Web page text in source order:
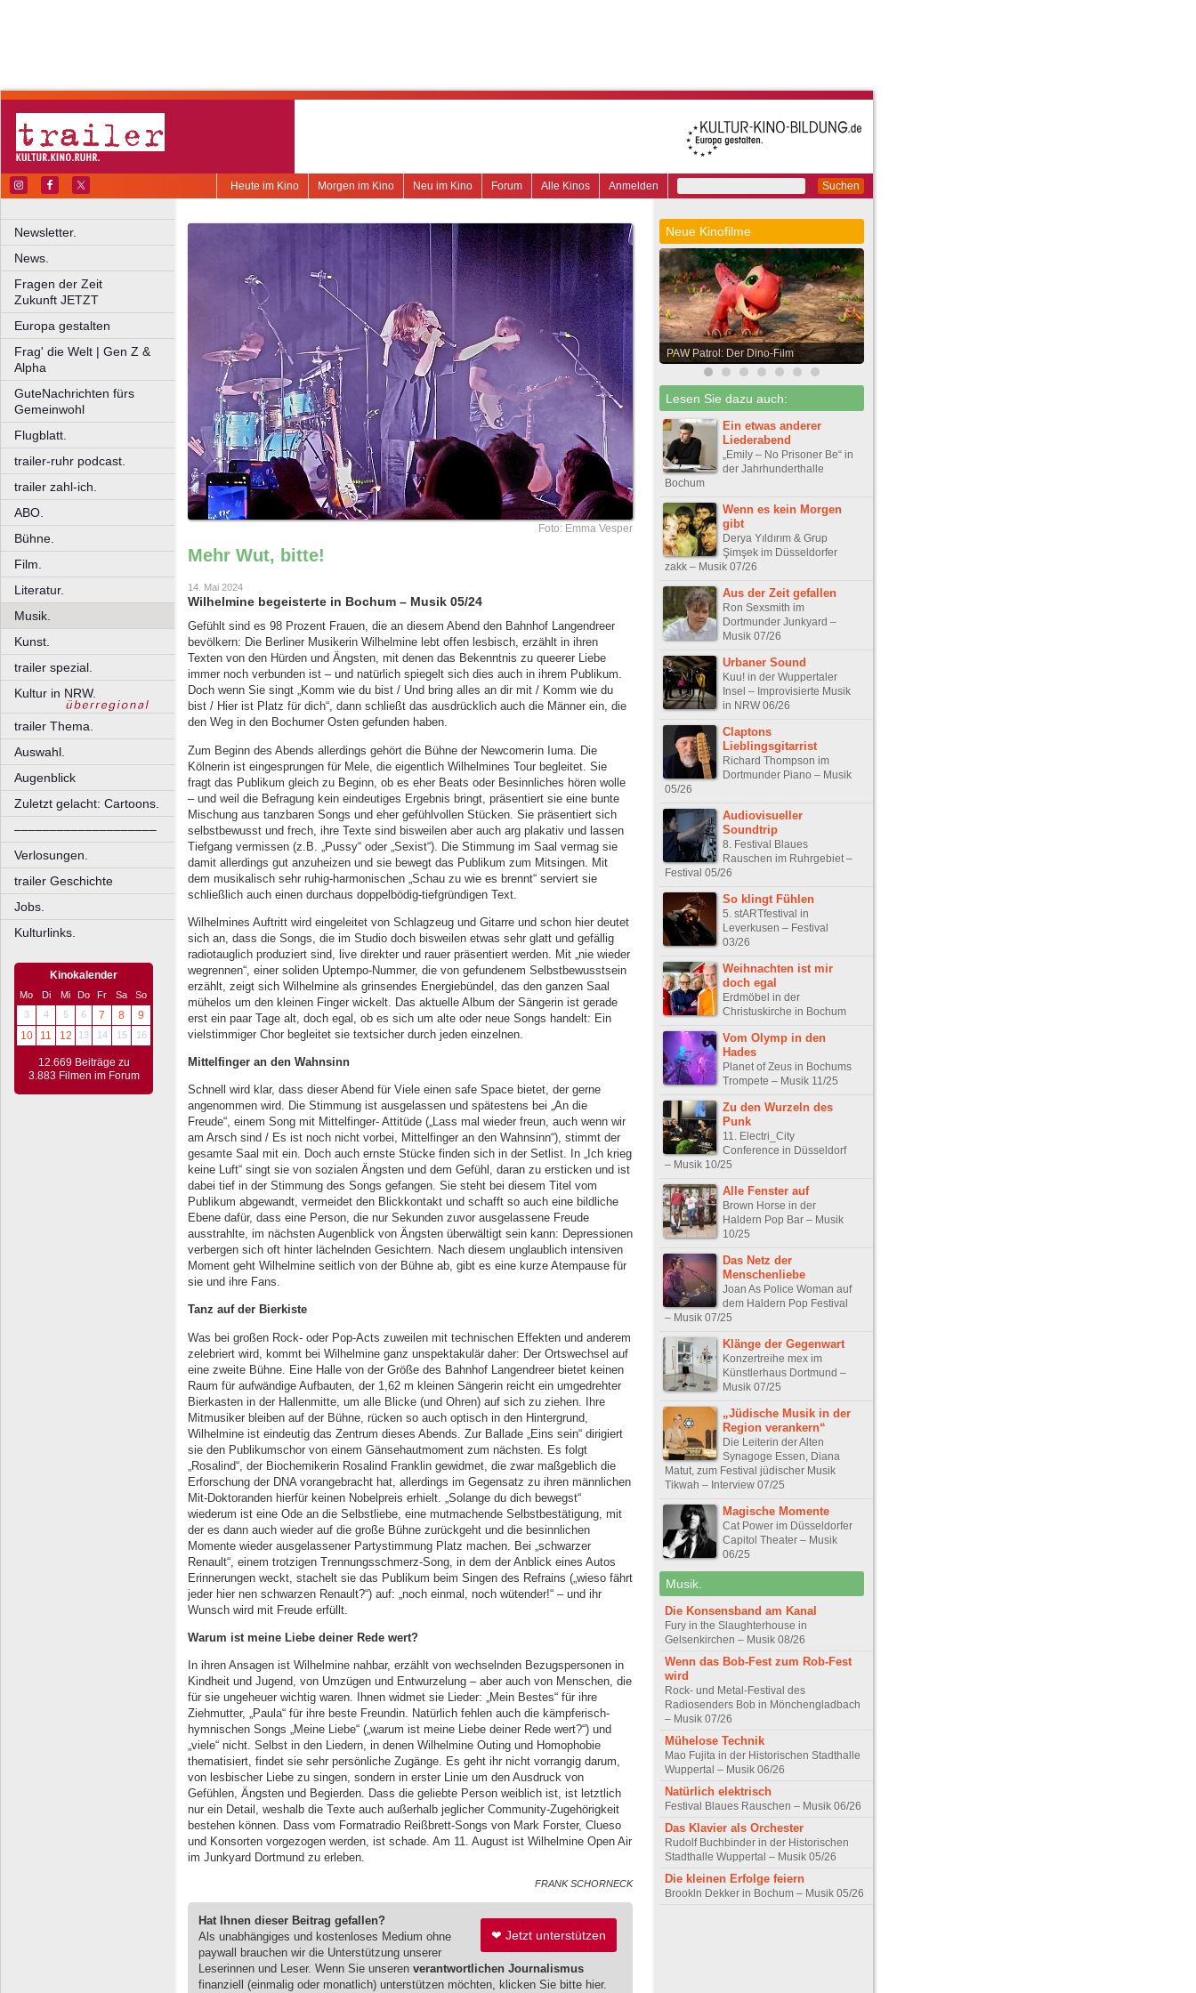
Suchen
Anmelden
Alle Kinos
Forum
Neu im Kino
Morgen im Kino
Heute im Kino
Newsletter.
News.
Fragen der Zeit
Zukunft JETZT
Europa gestalten
Frag' die Welt | Gen Z &
Alpha
GuteNachrichten fürs
Gemeinwohl
Flugblatt.
trailer-ruhr podcast.
trailer zahl-ich.
ABO.
Bühne.
Film.
Literatur.
Musik.
Kunst.
trailer spezial.
Kultur in NRW.
trailer Thema.
Auswahl.
Augenblick
Zuletzt gelacht: Cartoons.
––––––––––––––––––––
Verlosungen.
trailer Geschichte
Jobs.
Kulturlinks.
Kinokalender
Mo Di Mi Do Fr Sa
So
3
4 5 6 7 8
9
10
11 12 13 14 15 16
12.669 Beiträge zu
3.883 Filmen im Forum
Foto: Emma Vesper
Mehr Wut, bitte!
14. Mai 2024
Wilhelmine begeisterte in Bochum – Musik 05/24
Gefühlt sind es 98 Prozent Frauen, die an diesem Abend den Bahnhof Langendreer
bevölkern: Die Berliner Musikerin Wilhelmine lebt offen lesbisch, erzählt in ihren
Texten von den Hürden und Ängsten, mit denen das Bekenntnis zu queerer Liebe
immer noch verbunden ist – und natürlich spiegelt sich dies auch in ihrem Publikum.
Doch wenn Sie singt „Komm wie du bist / Und bring alles an dir mit / Komm wie du
bist / Hier ist Platz für dich“, dann schließt das ausdrücklich auch die Männer ein, die
den Weg in den Bochumer Osten gefunden haben.
Zum Beginn des Abends allerdings gehört die Bühne der Newcomerin Iuma. Die
Kölnerin ist eingesprungen für Mele, die eigentlich Wilhelmines Tour begleitet. Sie
fragt das Publikum gleich zu Beginn, ob es eher Beats oder Besinnliches hören wolle
– und weil die Befragung kein eindeutiges Ergebnis bringt, präsentiert sie eine bunte
Mischung aus tanzbaren Songs und eher gefühlvollen Stücken. Sie präsentiert sich
selbstbewusst und frech, ihre Texte sind bisweilen aber auch arg plakativ und lassen
Tiefgang vermissen (z.B. „Pussy“ oder „Sexist“). Die Stimmung im Saal vermag sie
damit allerdings gut anzuheizen und sie bewegt das Publikum zum Mitsingen. Mit
dem musikalisch sehr ruhig-harmonischen „Schau zu wie es brennt“ serviert sie
schließlich auch einen durchaus doppelbödig-tiefgründigen Text.
Wilhelmines Auftritt wird eingeleitet von Schlagzeug und Gitarre und schon hier deutet
sich an, dass die Songs, die im Studio doch bisweilen etwas sehr glatt und gefällig
radiotauglich produziert sind, live direkter und rauer präsentiert werden. Mit „nie wieder
wegrennen“, einer soliden Uptempo-Nummer, die von gefundenem Selbstbewusstsein
erzählt, zeigt sich Wilhelmine als grinsendes Energiebündel, das den ganzen Saal
mühelos um den kleinen Finger wickelt. Das aktuelle Album der Sängerin ist gerade
erst ein paar Tage alt, doch egal, ob es sich um alte oder neue Songs handelt: Ein
vielstimmiger Chor begleitet sie textsicher durch jeden einzelnen.
Mittelfinger an den Wahnsinn
Schnell wird klar, dass dieser Abend für Viele einen safe Space bietet, der gerne
angenommen wird. Die Stimmung ist ausgelassen und spätestens bei „An die
Freude“, einem Song mit Mittelfinger- Attitüde („Lass mal wieder freun, auch wenn wir
am Arsch sind / Es ist noch nicht vorbei, Mittelfinger an den Wahnsinn“), stimmt der
gesamte Saal mit ein. Doch auch ernste Stücke finden sich in der Setlist. In „Ich krieg
keine Luft“ singt sie von sozialen Ängsten und dem Gefühl, daran zu ersticken und ist
dabei tief in der Stimmung des Songs gefangen. Sie steht bei diesem Titel vom
Publikum abgewandt, vermeidet den Blickkontakt und schafft so auch eine bildliche
Ebene dafür, dass eine Person, die nur Sekunden zuvor ausgelassene Freude
ausstrahlte, im nächsten Augenblick von Ängsten überwältigt sein kann: Depressionen
verbergen sich oft hinter lächelnden Gesichtern. Nach diesem unglaublich intensiven
Moment geht Wilhelmine seitlich von der Bühne ab, gibt es eine kurze Atempause für
sie und ihre Fans.
Tanz auf der Bierkiste
Was bei großen Rock- oder Pop-Acts zuweilen mit technischen Effekten und anderem
zelebriert wird, kommt bei Wilhelmine ganz unspektakulär daher: Der Ortswechsel auf
eine zweite Bühne. Eine Halle von der Größe des Bahnhof Langendreer bietet keinen
Raum für aufwändige Aufbauten, der 1,62 m kleinen Sängerin reicht ein umgedrehter
Bierkasten in der Hallenmitte, um alle Blicke (und Ohren) auf sich zu ziehen. Ihre
Mitmusiker bleiben auf der Bühne, rücken so auch optisch in den Hintergrund,
Wilhelmine ist eindeutig das Zentrum dieses Abends. Zur Ballade „Eins sein“ dirigiert
sie den Publikumschor von einem Gänsehautmoment zum nächsten. Es folgt
„Rosalind“, der Biochemikerin Rosalind Franklin gewidmet, die zwar maßgeblich die
Erforschung der DNA vorangebracht hat, allerdings im Gegensatz zu ihren männlichen
Mit-Doktoranden hierfür keinen Nobelpreis erhielt. „Solange du dich bewegst“
wiederum ist eine Ode an die Selbstliebe, eine mutmachende Selbstbestätigung, mit
der es dann auch wieder auf die große Bühne zurückgeht und die besinnlichen
Momente wieder ausgelassener Partystimmung Platz machen. Bei „schwarzer
Renault“, einem trotzigen Trennungsschmerz-Song, in dem der Anblick eines Autos
Erinnerungen weckt, stachelt sie das Publikum beim Singen des Refrains („wieso fährt
jeder hier nen schwarzen Renault?“) auf: „noch einmal, noch wütender!“ – und ihr
Wunsch wird mit Freude erfüllt.
Warum ist meine Liebe deiner Rede wert?
In ihren Ansagen ist Wilhelmine nahbar, erzählt von wechselnden Bezugspersonen in
Kindheit und Jugend, von Umzügen und Entwurzelung – aber auch von Menschen, die
für sie ungeheuer wichtig waren. Ihnen widmet sie Lieder: „Mein Bestes“ für ihre
Ziehmutter, „Paula“ für ihre beste Freundin. Natürlich fehlen auch die kämpferisch-
hymnischen Songs „Meine Liebe“ („warum ist meine Liebe deiner Rede wert?“) und
„viele“ nicht. Selbst in den Liedern, in denen Wilhelmine Outing und Homophobie
thematisiert, findet sie sehr persönliche Zugänge. Es geht ihr nicht vorrangig darum,
von lesbischer Liebe zu singen, sondern in erster Linie um den Ausdruck von
Gefühlen, Ängsten und Begierden. Dass die geliebte Person weiblich ist, ist letztlich
nur ein Detail, weshalb die Texte auch außerhalb jeglicher Community-Zugehörigkeit
bestehen können. Dass vom Formatradio Reißbrett-Songs von Mark Forster, Clueso
und Konsorten vorgezogen werden, ist schade. Am 11. August ist Wilhelmine Open Air
im Junkyard Dortmund zu erleben.
FRANK SCHORNECK
❤ Jetzt unterstützen
Hat Ihnen dieser Beitrag gefallen?
Als unabhängiges und kostenloses Medium ohne
paywall brauchen wir die Unterstützung unserer
Leserinnen und Leser. Wenn Sie unseren verantwortlichen Journalismus
finanziell (einmalig oder monatlich) unterstützen möchten, klicken Sie bitte hier.
Neue Kinofilme
PAW Patrol: Der Dino-Film
Lesen Sie dazu auch:
Ein etwas anderer
Liederabend
„Emily – No Prisoner Be“ in
der Jahrhunderthalle
Bochum
Wenn es kein Morgen
gibt
Derya Yıldırım & Grup
Şimşek im Düsseldorfer
zakk – Musik 07/26
Aus der Zeit gefallen
Ron Sexsmith im
Dortmunder Junkyard –
Musik 07/26
Urbaner Sound
Kuu! in der Wuppertaler
Insel – Improvisierte Musik
in NRW 06/26
Claptons
Lieblingsgitarrist
Richard Thompson im
Dortmunder Piano – Musik
05/26
Audiovisueller
Soundtrip
8. Festival Blaues
Rauschen im Ruhrgebiet –
Festival 05/26
So klingt Fühlen
5. stARTfestival in
Leverkusen – Festival
03/26
Weihnachten ist mir
doch egal
Erdmöbel in der
Christuskirche in Bochum
Vom Olymp in den
Hades
Planet of Zeus in Bochums
Trompete – Musik 11/25
Zu den Wurzeln des
Punk
11. Electri_City
Conference in Düsseldorf
– Musik 10/25
Alle Fenster auf
Brown Horse in der
Haldern Pop Bar – Musik
10/25
Das Netz der
Menschenliebe
Joan As Police Woman auf
dem Haldern Pop Festival
– Musik 07/25
Klänge der Gegenwart
Konzertreihe mex im
Künstlerhaus Dortmund –
Musik 07/25
„Jüdische Musik in der
Region verankern“
Die Leiterin der Alten
Synagoge Essen, Diana
Matut, zum Festival jüdischer Musik
Tikwah – Interview 07/25
Magische Momente
Cat Power im Düsseldorfer
Capitol Theater – Musik
06/25
Musik.
Die Konsensband am Kanal
Fury in the Slaughterhouse in
Gelsenkirchen – Musik 08/26
Wenn das Bob-Fest zum Rob-Fest
wird
Rock- und Metal-Festival des
Radiosenders Bob in Mönchengladbach
– Musik 07/26
Mühelose Technik
Mao Fujita in der Historischen Stadthalle
Wuppertal – Musik 06/26
Natürlich elektrisch
Festival Blaues Rauschen – Musik 06/26
Das Klavier als Orchester
Rudolf Buchbinder in der Historischen
Stadthalle Wuppertal – Musik 05/26
Die kleinen Erfolge feiern
Brookln Dekker in Bochum – Musik 05/26